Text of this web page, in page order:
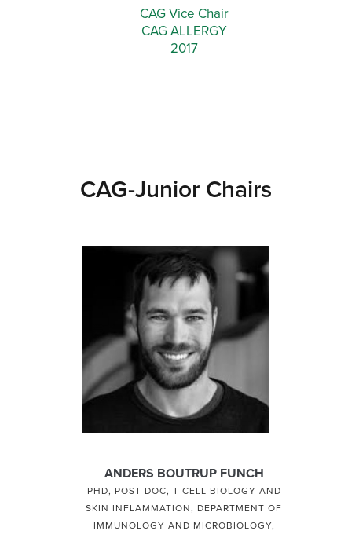
CAG Vice Chair
CAG ALLERGY
2017
CAG-Junior Chairs
ANDERS BOUTRUP FUNCH
PHD, POST DOC, T CELL BIOLOGY AND
SKIN INFLAMMATION, DEPARTMENT OF
IMMUNOLOGY AND MICROBIOLOGY,